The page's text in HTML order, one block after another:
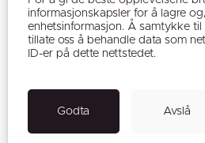
Kostnaden for
kirurg i Norge
informasjonskapsler for å lagre
enhetsinformasjon. Å samtykke til
tillate oss å behandle data som
ID-er på dette nettstedet.
Godta Avslå